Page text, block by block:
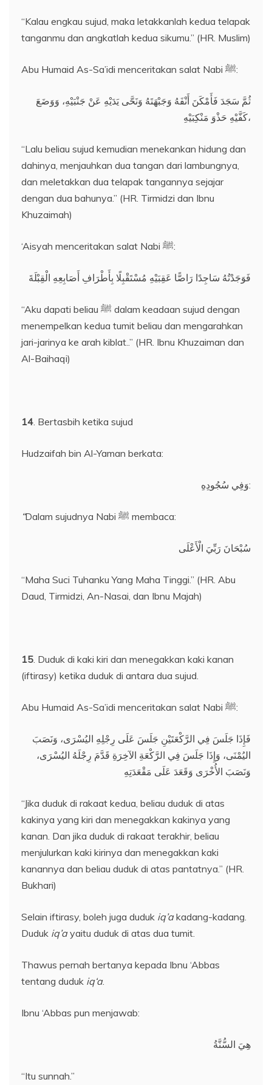
“Kalau engkau sujud, maka letakkanlah kedua telapak
tanganmu dan angkatlah kedua sikumu.” (HR. Muslim)
Abu Humaid As-Sa’idi menceritakan salat Nabi ﷺ:
ثُمَّ سَجَدَ فَأَمْكَنَ أَنْفَهُ وَجَبْهَتَهُ وَنَحَّى يَدَيْهِ عَنْ جَنْبَيْهِ، وَوَضَعَ
كَفَّيْهِ حَذْوَ مَنْكِبَيْهِ،
“Lalu beliau sujud kemudian menekankan hidung dan
dahinya, menjauhkan dua tangan dari lambungnya,
dan meletakkan dua telapak tangannya sejajar
dengan dua bahunya.” (HR. Tirmidzi dan Ibnu
Khuzaimah)
‘Aisyah menceritakan salat Nabi ﷺ:
فَوَجَدْتُهُ سَاجِدًا رَاصًّا عَقِبَيْهِ مُسْتَقْبِلًا بِأَطْرَافِ أَصَابِعِهِ الْقِبْلَةَ
“Aku dapati beliau ﷺ dalam keadaan sujud dengan
menempelkan kedua tumit beliau dan mengarahkan
jari-jarinya ke arah kiblat..” (HR. Ibnu Khuzaiman dan
Al-Baihaqi)
14. Bertasbih ketika sujud
Hudzaifah bin Al-Yaman berkata:
وَفِي سُجُودِهِ:
“ Dalam sujudnya Nabi ﷺ membaca:
سُبْحَانَ رَبِّيَ الْأَعْلَى
“Maha Suci Tuhanku Yang Maha Tinggi.” (HR. Abu
Daud, Tirmidzi, An-Nasai, dan Ibnu Majah)
15. Duduk di kaki kiri dan menegakkan kaki kanan
(iftirasy) ketika duduk di antara dua sujud.
Abu Humaid As-Sa’idi menceritakan salat Nabi ﷺ:
فَإِذَا جَلَسَ فِي الرَّكْعَتَيْنِ جَلَسَ عَلَى رِجْلِهِ اليُسْرَى، وَنَصَبَ
اليُمْنَى، وَإِذَا جَلَسَ فِي الرَّكْعَةِ الآخِرَةِ قَدَّمَ رِجْلَهُ اليُسْرَى،
وَنَصَبَ الأُخْرَى وَقَعَدَ عَلَى مَقْعَدَتِهِ
“Jika duduk di rakaat kedua, beliau duduk di atas
kakinya yang kiri dan menegakkan kakinya yang
kanan. Dan jika duduk di rakaat terakhir, beliau
menjulurkan kaki kirinya dan menegakkan kaki
kanannya dan beliau duduk di atas pantatnya.” (HR.
Bukhari)
Selain iftirasy, boleh juga duduk iq’akadang-kadang.
Duduk iq’ayaitu duduk di atas dua tumit.
Thawus pernah bertanya kepada Ibnu ‘Abbas
tentang duduk iq‘a.
Ibnu ‘Abbas pun menjawab:
هِيَ السُّنَّةُ
“Itu sunnah.”